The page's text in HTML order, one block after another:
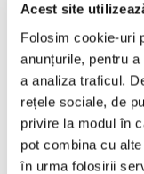
Acest site
Folosim cookie-uri
anunțurile, pentru
a analiza traficul.
rețele sociale, de
privire la modul în
pot combina cu
în urma folosirii
Articole